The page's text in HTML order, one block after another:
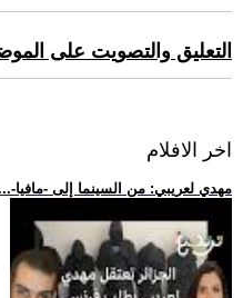
التعليق والتصويت على
اخر الافلام
.. مهدي لعريبي: من السينما إلى -